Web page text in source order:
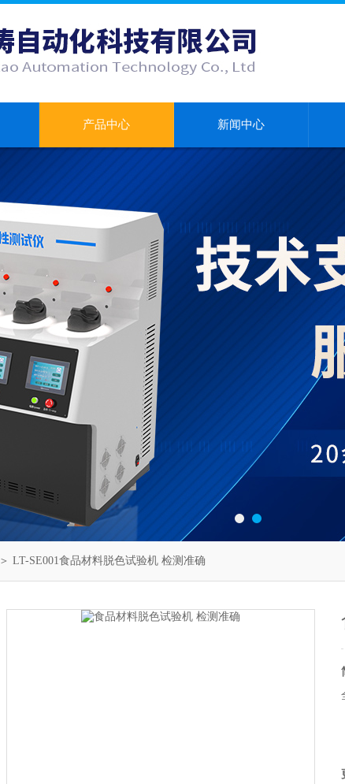
产品中心 新闻中心
＞ LT-SE001食品材料脱色试验机 检测准确